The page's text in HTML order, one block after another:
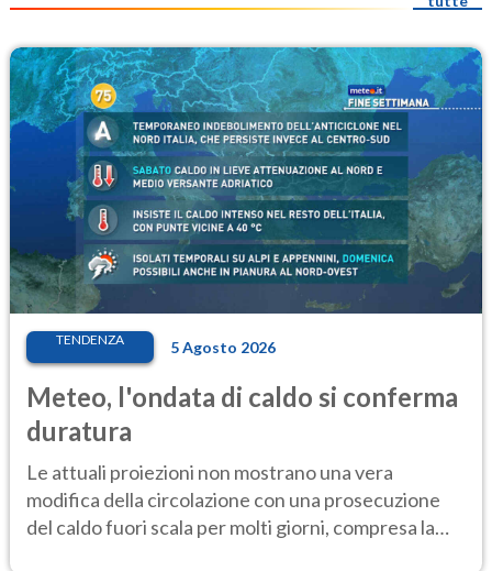
TENDENZA 5 Agosto 2026
Meteo, l'ondata di caldo si conferma
duratura
Le attuali proiezioni non mostrano una vera
modifica della circolazione con una prosecuzione
del caldo fuori scala per molti giorni, compresa la